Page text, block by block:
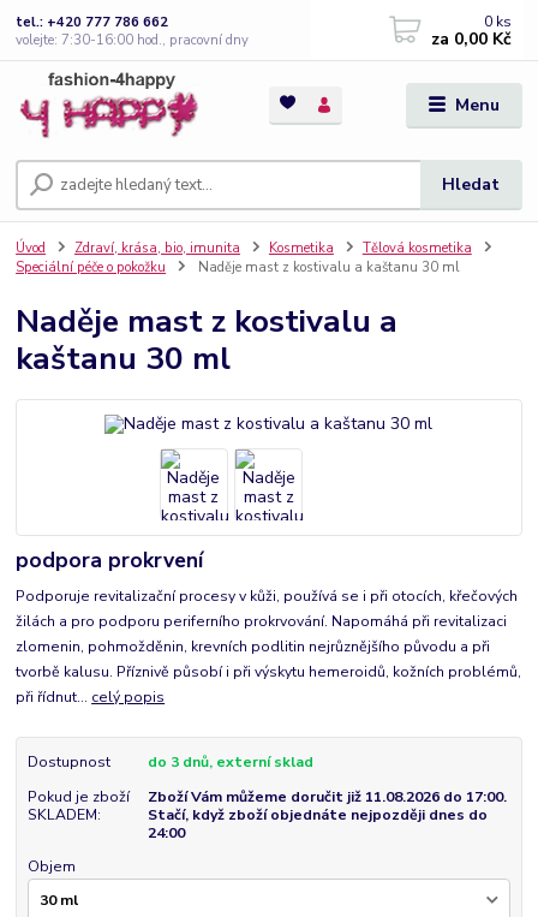
Menu
Hledat
tel.: +420 777 786 662
volejte: 7:30-16:00 hod., pracovní dny
0 ks
za 0,00 Kč
Úvod Zdraví, krása, bio, imunita Kosmetika
Tělová kosmetika
Speciální péče o pokožku
Naděje mast z kostivalu a kaštanu 30 ml
Naděje mast z kostivalu a
kaštanu 30 ml
podpora prokrvení
Podporuje revitalizační procesy v kůži, používá se i při otocích, křečových
žilách a pro podporu periferního prokrvování. Napomáhá při revitalizaci
zlomenin, pohmožděnin, krevních podlitin nejrůznějšího původu a při
tvorbě kalusu. Příznivě působí i při výskytu hemeroidů, kožních problémů,
při řídnut... celý popis
Dostupnost
do 3 dnů, externí sklad
Pokud je zboží
SKLADEM:
Zboží Vám můžeme doručit již 11.08.2026 do 17:00.
Stačí, když zboží objednáte nejpozději dnes do
24:00
Objem